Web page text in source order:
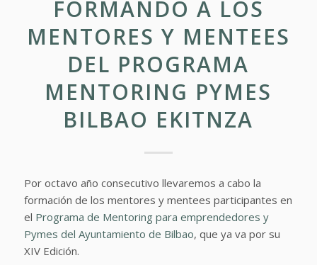
FORMANDO A LOS
MENTORES Y MENTEES
DEL PROGRAMA
MENTORING PYMES
BILBAO EKITNZA
Por octavo año consecutivo llevaremos a cabo la
formación de los mentores y mentees participantes en
el Programa de Mentoring para emprendedores y
Pymes del Ayuntamiento de Bilbao, que ya va por su
XIV Edición.